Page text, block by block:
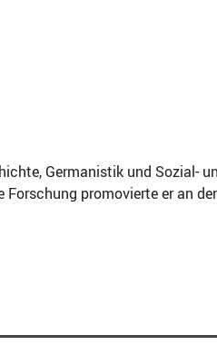
Germanistik und Sozial-
promovierte er an